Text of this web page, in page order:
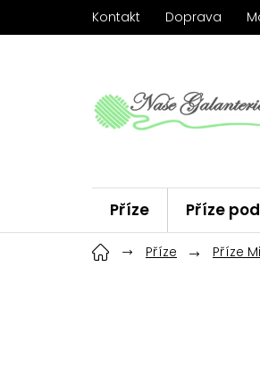
Kontakt Doprava
Příze Příze
HáčkyPříze Příze